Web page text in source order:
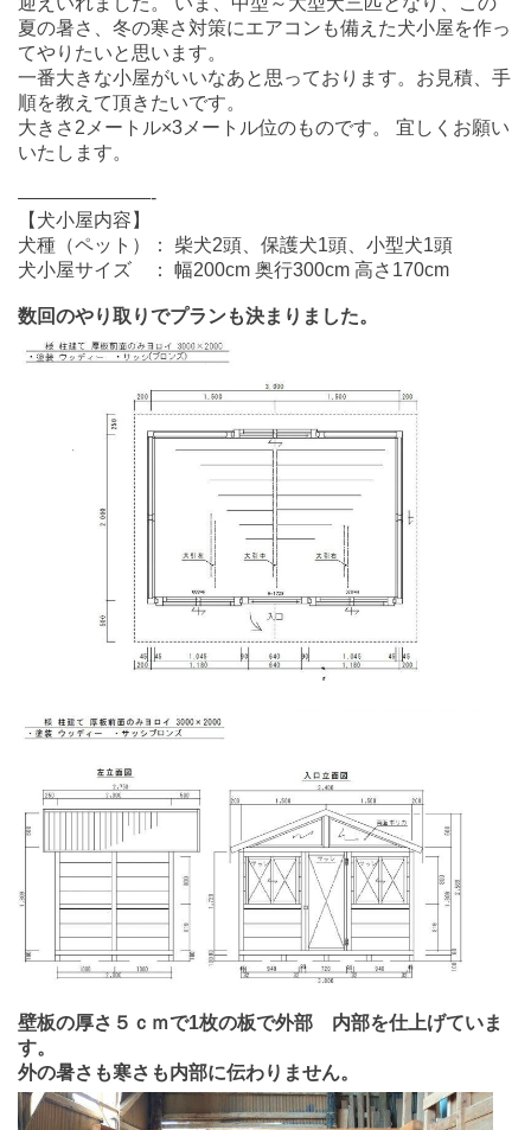
夏の暑さ、冬の寒さ対策にエアコンも備えた犬小屋を作っ
てやりたいと思います。
一番大きな小屋がいいなあと思っております。お見積、手
順を教えて頂きたいです。
大きさ2メートル×3メートル位のものです。 宜しくお願い
いたします。
———————-
【犬小屋内容】
犬種（ペット）： 柴犬2頭、保護犬1頭、小型犬1頭
犬小屋サイズ ： 幅200cm 奥行300cm 高さ170cm
数回のやり取りでプランも決まりました。
壁板の厚さ５ｃｍで1枚の板で外部 内部を仕上げていま
す。
外の暑さも寒さも内部に伝わりません。